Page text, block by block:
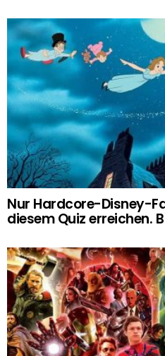
Nur Hardcore-Disney-
diesem Quiz erreichen.